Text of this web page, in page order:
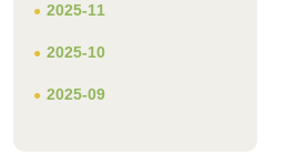
2025-11
2025-10
2025-09